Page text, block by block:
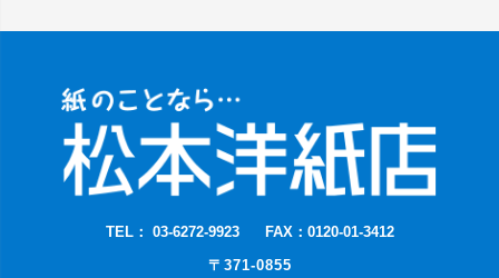
TEL： 03-6272-9923
FAX：0120-01-3412
〒371-0855